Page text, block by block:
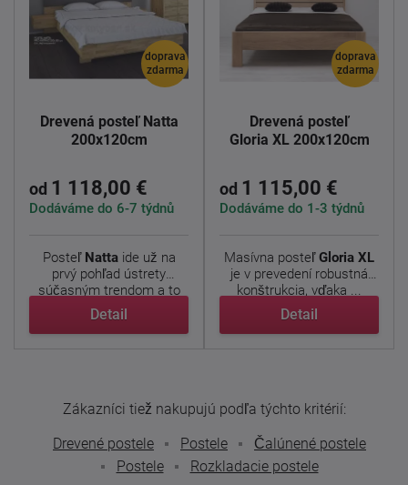
doprava
zdarma
Drevená posteľ Natta
200x120cm
od 1 118,00 €
Dodáváme do 6-7 týdnů
Posteľ Nattaide už na
prvý pohľad ústrety
súčasným trendom a to
vďaka ...
Detail
doprava
zdarma
Drevená posteľ
Gloria XL 200x120cm
od 1 115,00 €
Dodáváme do 1-3 týdnů
Masívna posteľGloria XL
je v prevedení robustná
konštrukcia, vďaka ...
Detail
Zákazníci tiež nakupujú podľa týchto kritérií:
Drevené postele
Postele
Čalúnené postele
Postele
Rozkladacie postele